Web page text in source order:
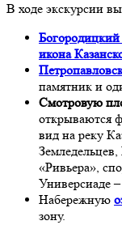
В ходе экскурсии
икона
памятник и
Смотровую
открываются
вид на реку
«Ривьера»,
Универсиаде
Набережную
зону.